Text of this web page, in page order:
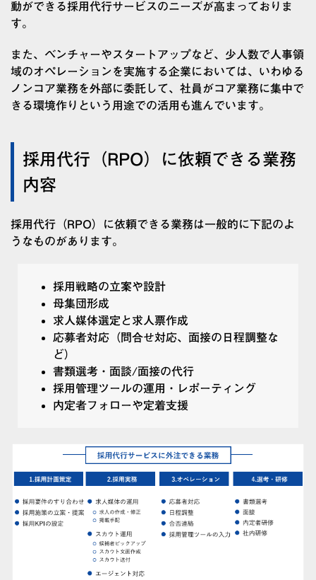
動ができる採用代行サービスのニーズが高まっておりま
す。
また、ベンチャーやスタートアップなど、少人数で人事領
域のオペレーションを実施する企業においては、いわゆる
ノンコア業務を外部に委託して、社員がコア業務に集中で
きる環境作りという用途での活用も進んでいます。
採用代行（RPO）に依頼できる業務
内容
採用代行（RPO）に依頼できる業務は一般的に下記のよ
うなものがあります。
採用戦略の立案や設計
母集団形成
求人媒体選定と求人票作成
応募者対応（問合せ対応、面接の日程調整な
ど）
書類選考・面談/面接の代行
採用管理ツールの運用・レポーティング
内定者フォローや定着支援